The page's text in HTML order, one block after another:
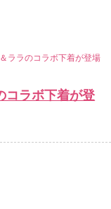
ララのコラボ下着が登場
ラボ下着が登